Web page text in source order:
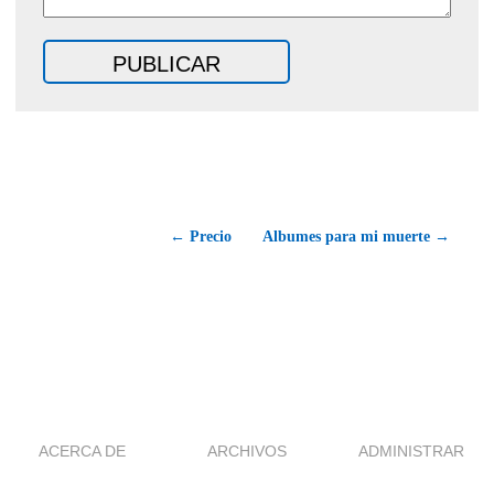
← Precio Albumes para mi muerte →
ACERCA DE ARCHIVOS ADMINISTRAR